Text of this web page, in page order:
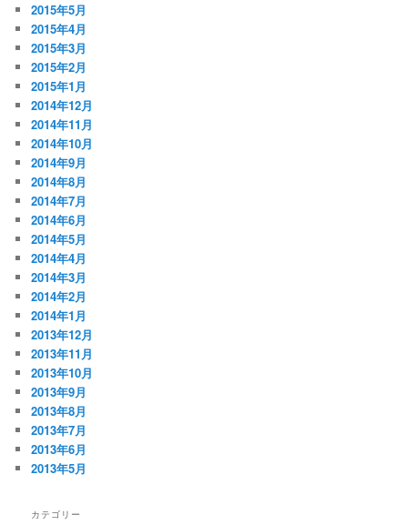
2015年5月
2015年4月
2015年3月
2015年2月
2015年1月
2014年12月
2014年11月
2014年10月
2014年9月
2014年8月
2014年7月
2014年6月
2014年5月
2014年4月
2014年3月
2014年2月
2014年1月
2013年12月
2013年11月
2013年10月
2013年9月
2013年8月
2013年7月
2013年6月
2013年5月
カテゴリー